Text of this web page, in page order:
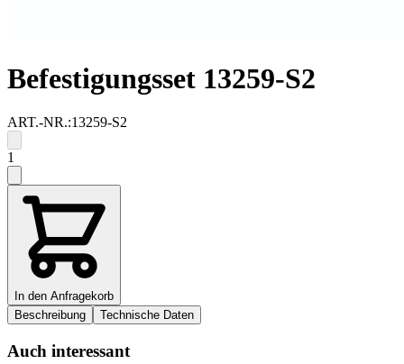
Befestigungsset 13259-S2
ART.-NR.:13259-S2
1
In den Anfragekorb
Beschreibung
Technische Daten
Auch interessant